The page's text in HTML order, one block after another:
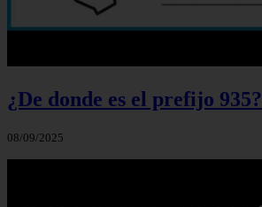
¿De donde es el prefijo 935?
08/09/2025